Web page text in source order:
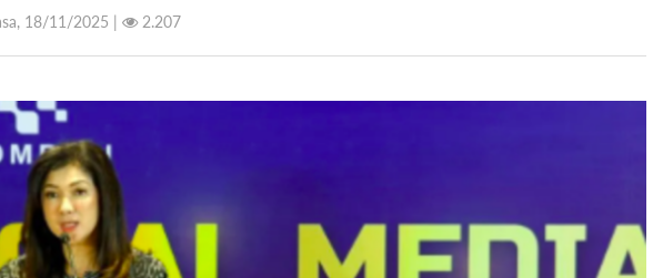
18/11/2025 | 2.207